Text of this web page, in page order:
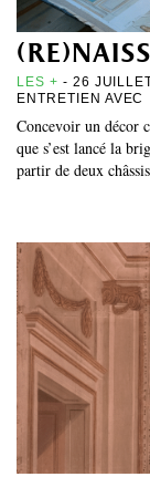
LES + - 26
ENTRETIEN AVEC
Concevoir un décor
que s’est lancé la
partir de deux